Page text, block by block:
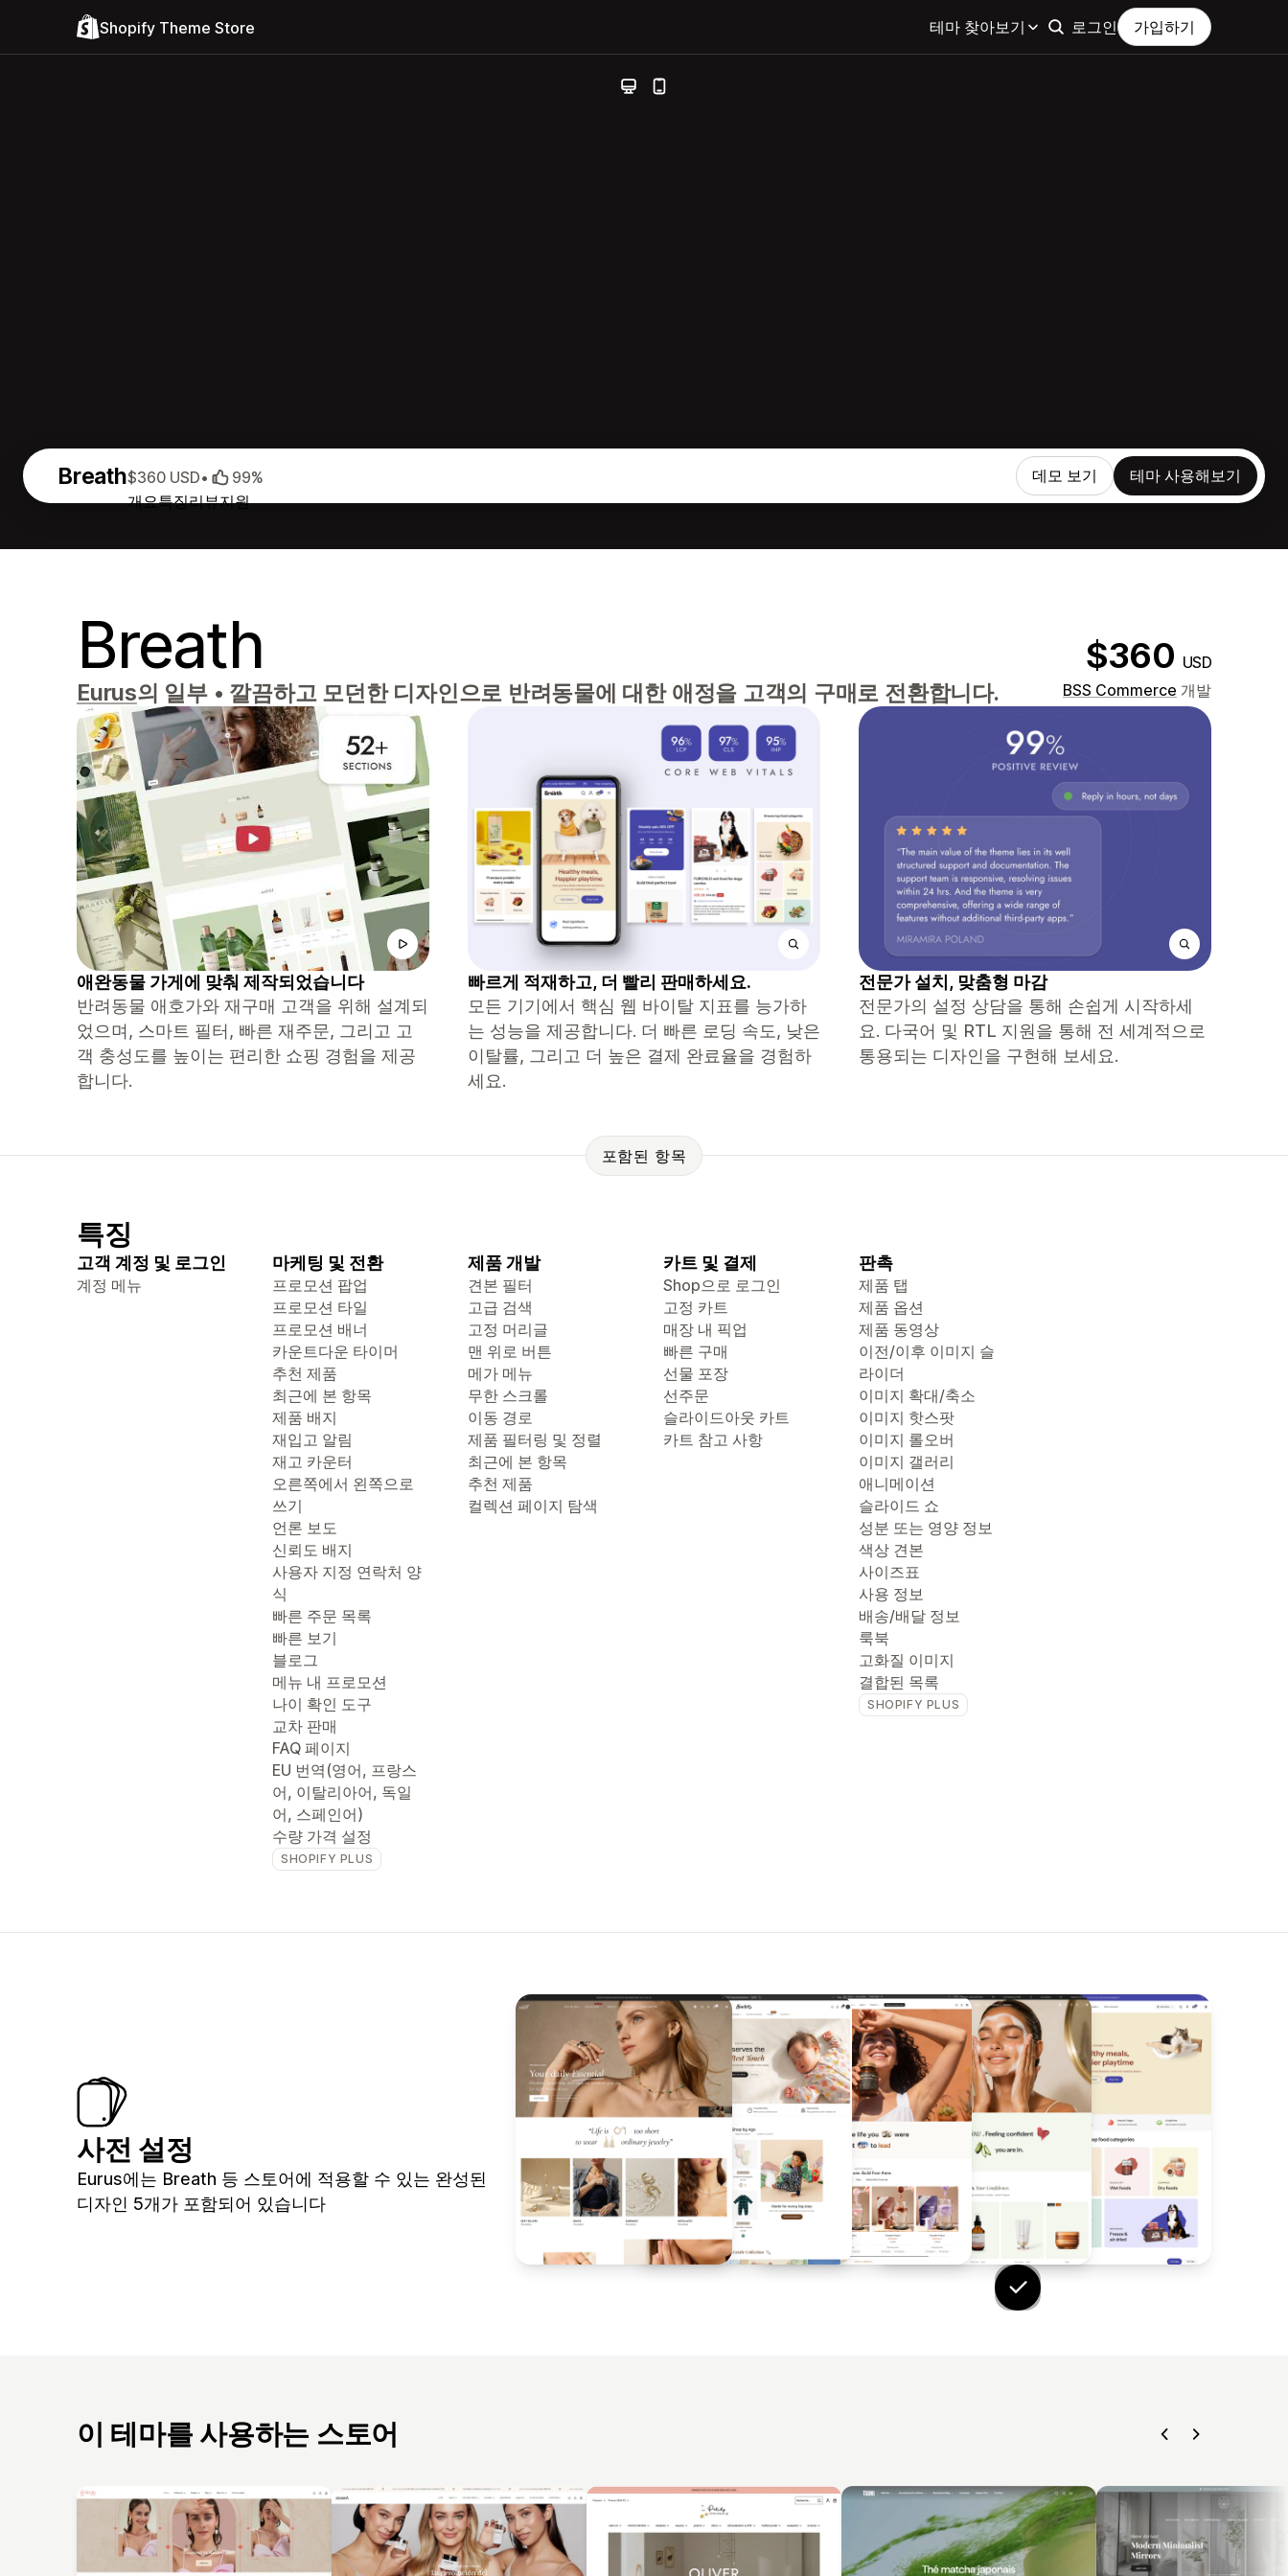
Shopify Theme Store 테마 찾아보기 로그인 가입하기
Breath
개요특징리뷰지원
$360 USD• 99% 데모 보기 테마 사용해보기
Breath $360 USD
Eurus의 일부 • 깔끔하고 모던한 디자인으로 반려동물에 대한 애정을 고객의 구매로 전환합니다. BSS Commerce 개발
애완동물 가게에 맞춰 제작되었습니다
반려동물 애호가와 재구매 고객을 위해 설계되
었으며, 스마트 필터, 빠른 재주문, 그리고 고
객 충성도를 높이는 편리한 쇼핑 경험을 제공
합니다.
빠르게 적재하고, 더 빨리 판매하세요.
모든 기기에서 핵심 웹 바이탈 지표를 능가하
는 성능을 제공합니다. 더 빠른 로딩 속도, 낮은
이탈률, 그리고 더 높은 결제 완료율을 경험하
세요.
전문가 설치, 맞춤형 마감
전문가의 설정 상담을 통해 손쉽게 시작하세
요. 다국어 및 RTL 지원을 통해 전 세계적으로
통용되는 디자인을 구현해 보세요.
포함된 항목
특징
고객 계정 및 로그인
계정 메뉴
마케팅 및 전환
프로모션 팝업
프로모션 타일
프로모션 배너
카운트다운 타이머
추천 제품
최근에 본 항목
제품 배지
재입고 알림
재고 카운터
오른쪽에서 왼쪽으로
쓰기
언론 보도
신뢰도 배지
사용자 지정 연락처 양
식
빠른 주문 목록
빠른 보기
블로그
메뉴 내 프로모션
나이 확인 도구
교차 판매
FAQ 페이지
EU 번역(영어, 프랑스
어, 이탈리아어, 독일
어, 스페인어)
수량 가격 설정
SHOPIFY PLUS
제품 개발
견본 필터
고급 검색
고정 머리글
맨 위로 버튼
메가 메뉴
무한 스크롤
이동 경로
제품 필터링 및 정렬
최근에 본 항목
추천 제품
컬렉션 페이지 탐색
카트 및 결제
Shop으로 로그인
고정 카트
매장 내 픽업
빠른 구매
선물 포장
선주문
슬라이드아웃 카트
카트 참고 사항
판촉
제품 탭
제품 옵션
제품 동영상
이전/이후 이미지 슬
라이더
이미지 확대/축소
이미지 핫스팟
이미지 롤오버
이미지 갤러리
애니메이션
슬라이드 쇼
성분 또는 영양 정보
색상 견본
사이즈표
사용 정보
배송/배달 정보
룩북
고화질 이미지
결합된 목록
SHOPIFY PLUS
사전 설정
Eurus에는 Breath 등 스토어에 적용할 수 있는 완성된
디자인 5개가 포함되어 있습니다
이 테마를 사용하는 스토어